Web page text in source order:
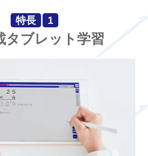
特長 1
タブレット学習